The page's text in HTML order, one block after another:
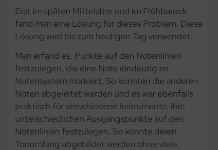
Erst im späten Mittelalter und im Frühbarock
fand man eine Lösung für dieses Problem. Diese
Lösung wird bis zum heutigen Tag verwendet.
Man erfand es, Punkte auf den Notenlinien
festzulegen, die eine Note eindeutig im
Notensystem markiert. So konnten die anderen
Noten abgeleitet werden und es war ebenfalls
praktisch für verschiedene Instrumente, ihre
unterschiedlichen Ausgangspunkte auf den
Notenlinien festzulegen. So konnte deren
Tonumfang abgebildet werden ohne viele